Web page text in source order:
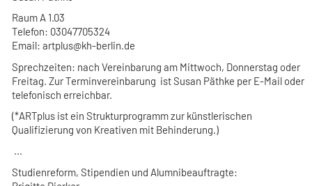
Raum A 1.03
Telefon: 03047705324
Email: artplus@kh-berlin.de
Sprechzeiten: nach Vereinbarung am Mittwoch, Donnerstag oder
Freitag. Zur Terminvereinbarung ist Susan Päthke per E-Mail oder
telefonisch erreichbar.
(*ARTplus ist ein Strukturprogramm zur künstlerischen
Qualifizierung von Kreativen mit Behinderung.)
...
Studienreform, Stipendien und Alumnibeauftragte: